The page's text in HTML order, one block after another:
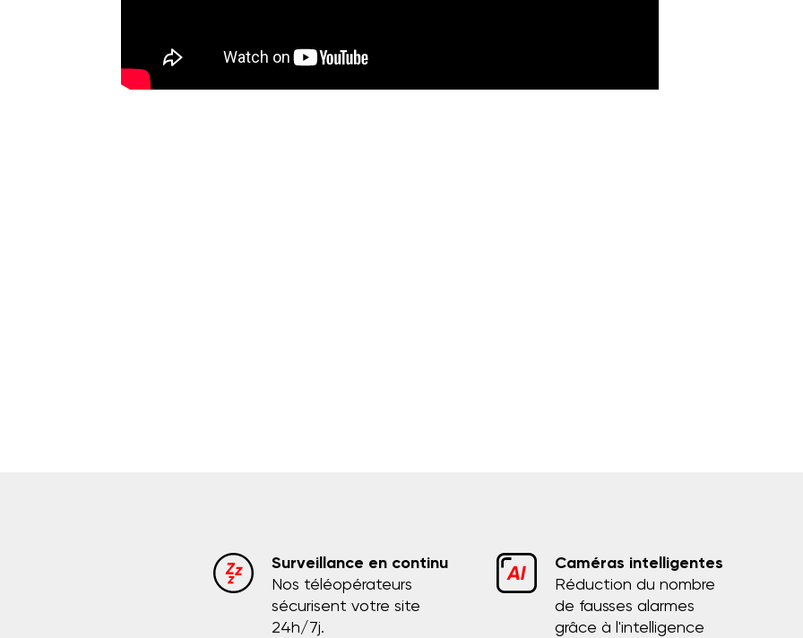
Surveillance en continu
Nos téléopérateurs
sécurisent votre site
24h/7j.
Caméras intelligentes
Réduction du nombre
de fausses alarmes
grâce à l'intelligence